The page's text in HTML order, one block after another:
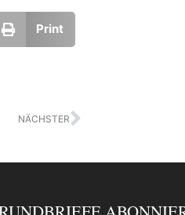
Print
NÄCHSTER Nächster